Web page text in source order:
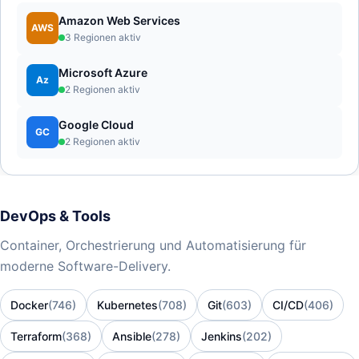
AWS
Amazon Web Services
3 Regionen aktiv
Az
Microsoft Azure
2 Regionen aktiv
GC
Google Cloud
2 Regionen aktiv
DevOps & Tools
Container, Orchestrierung und Automatisierung für
moderne Software-Delivery.
Docker(746) Kubernetes(708) Git(603) CI/CD(406)
Terraform(368) Ansible(278) Jenkins(202)